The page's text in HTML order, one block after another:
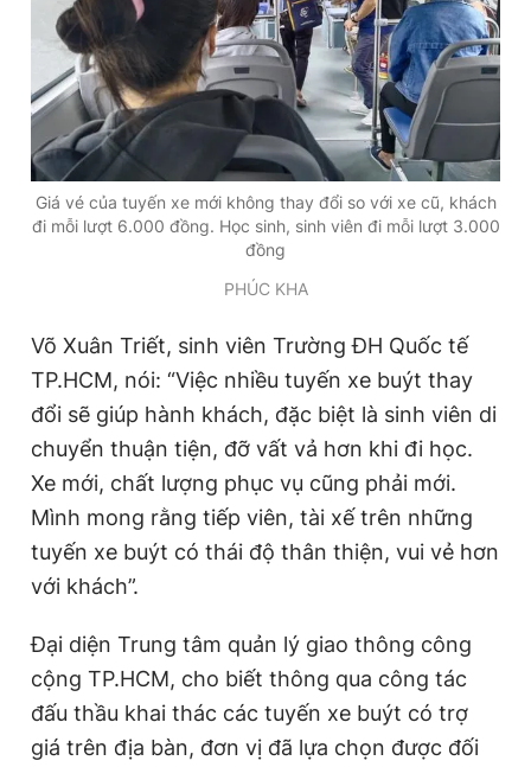
Giá vé của tuyến xe mới không thay đổi so với xe cũ, khách
đi mỗi lượt 6.000 đồng. Học sinh, sinh viên đi mỗi lượt 3.000
đồng
PHÚC KHA
Võ Xuân Triết, sinh viên Trường ĐH Quốc tế
TP.HCM, nói: “Việc nhiều tuyến xe buýt thay
đổi sẽ giúp hành khách, đặc biệt là sinh viên di
chuyển thuận tiện, đỡ vất vả hơn khi đi học.
Xe mới, chất lượng phục vụ cũng phải mới.
Mình mong rằng tiếp viên, tài xế trên những
tuyến xe buýt có thái độ thân thiện, vui vẻ hơn
với khách”.
Đại diện Trung tâm quản lý giao thông công
cộng TP.HCM, cho biết thông qua công tác
đấu thầu khai thác các tuyến xe buýt có trợ
giá trên địa bàn, đơn vị đã lựa chọn được đối